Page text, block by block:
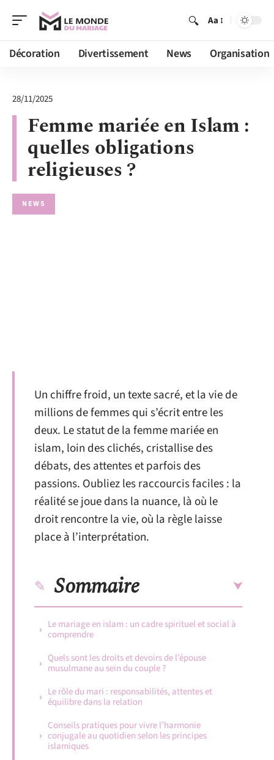
Aa
Décoration Divertissement News Organisation
28/11/2025
Femme mariée en Islam :
quelles obligations
religieuses ?
NEWS
Un chiffre froid, un texte sacré, et la vie de
millions de femmes qui s’écrit entre les
deux. Le statut de la femme mariée en
islam, loin des clichés, cristallise des
débats, des attentes et parfois des
passions. Oubliez les raccourcis faciles : la
réalité se joue dans la nuance, là où le
droit rencontre la vie, où la règle laisse
place à l’interprétation.
Sommaire
Le mariage en islam : un cadre spirituel et social à
comprendre
Quels sont les droits et devoirs de l’épouse
musulmane au sein du couple ?
Le rôle du mari : responsabilités, attentes et
équilibre dans la relation
Conseils pratiques pour vivre l’harmonie
conjugale au quotidien selon les principes
islamiques